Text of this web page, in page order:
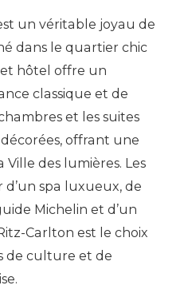
un véritable joyau de
dans le quartier chic
hôtel offre un
classique et de
et les suites
offrant une
des lumières. Les
spa luxueux, de
Michelin et d’un
Carlton est le choix
de culture et de